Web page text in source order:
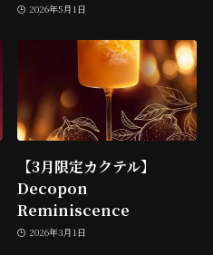
2026年5月1日
【3月限定カクテル】
Decopon
Reminiscence
2026年3月1日